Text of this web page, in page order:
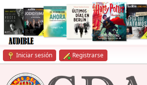
Iniciar sesión Registrarse